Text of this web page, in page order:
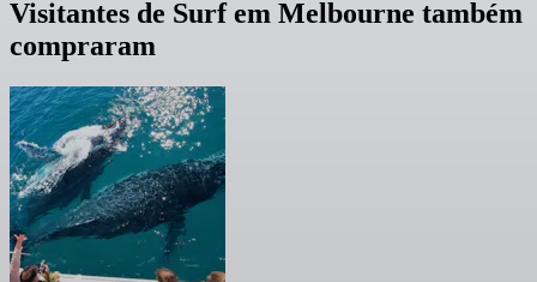
Visitantes de Surf em Melbourne também
compraram